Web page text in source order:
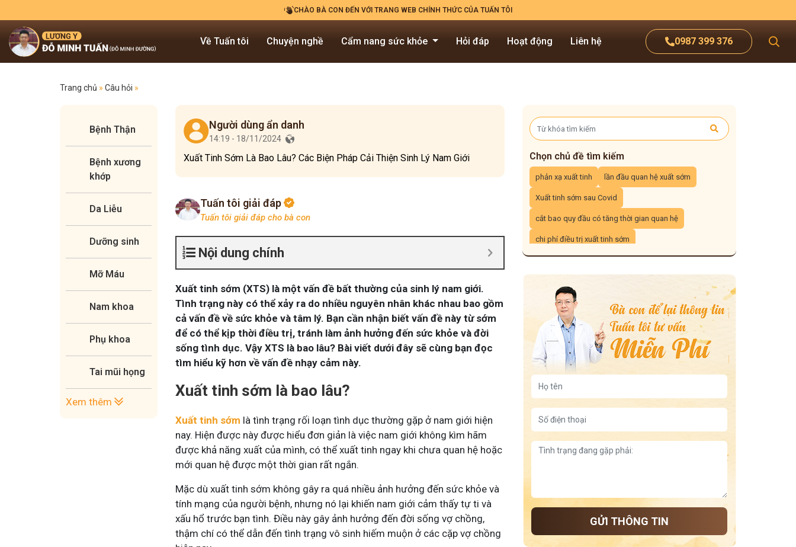
CHÀO BÀ CON ĐẾN VỚI TRANG WEB CHÍNH THỨC CỦA TUẤN TÔI
0987 399 376
Về Tuấn tôi Chuyện nghề Cẩm nang sức khỏe Hỏi đáp Hoạt động Liên hệ
Trang chủ » Câu hỏi »
Bệnh Thận
Bệnh xương
khớp
Da Liễu
Dưỡng sinh
Mỡ Máu
Nam khoa
Phụ khoa
Tai mũi họng
Xem thêm
Người dùng ẩn danh
14:19 - 18/11/2024
Xuất Tinh Sớm Là Bao Lâu? Các Biện Pháp Cải Thiện Sinh Lý Nam Giới
Tuấn tôi giải đáp
Tuấn tôi giải đáp cho bà con
Nội dung chính
Xuất tinh sớm (XTS) là một vấn đề bất thường của sinh lý nam giới.
Tình trạng này có thể xảy ra do nhiều nguyên nhân khác nhau bao gồm
cả vấn đề về sức khỏe và tâm lý. Bạn cần nhận biết vấn đề này từ sớm
để có thể kịp thời điều trị, tránh làm ảnh hưởng đến sức khỏe và đời
sống tình dục. Vậy XTS là bao lâu? Bài viết dưới đây sẽ cùng bạn đọc
tìm hiểu kỹ hơn về vấn đề nhạy cảm này.
Xuất tinh sớm là bao lâu?
Xuất tinh sớm là tình trạng rối loạn tình dục thường gặp ở nam giới hiện
nay. Hiện được này được hiểu đơn giản là việc nam giới không kìm hãm
được khả năng xuất của mình, có thể xuất tinh ngay khi chưa quan hệ hoặc
mới quan hệ được một thời gian rất ngắn.
Mặc dù xuất tinh sớm không gây ra quá nhiều ảnh hưởng đến sức khỏe và
tính mạng của người bệnh, nhưng nó lại khiến nam giới cảm thấy tự ti và
xấu hổ trước bạn tình. Điều này gây ảnh hưởng đến đời sống vợ chồng,
thậm chí có thể dẫn đến tình trạng vô sinh hiếm muộn ở các cặp vợ chồng
Chọn chủ đề tìm kiếm
phản xạ xuất tinh lần đầu quan hệ xuất sớm
Xuất tinh sớm sau Covid
cắt bao quy đầu có tăng thời gian quan hệ
chi phí điều trị xuất tinh sớm
GỬI THÔNG TIN